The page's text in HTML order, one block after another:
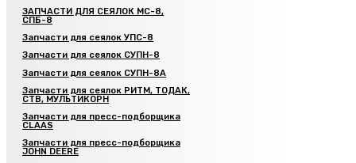
ЗАПЧАСТИ ДЛЯ СЕЯЛОК МС-8,
СПБ-8
Запчасти для сеялок УПС-8
Запчасти для сеялок СУПН-8
Запчасти для сеялок СУПН-8А
Запчасти для сеялок РИТМ, ТОДАК,
СТВ, МУЛЬТИКОРН
Запчасти для пресс-подборщика
CLAAS
Запчасти для пресс-подборщика
JOHN DEERE